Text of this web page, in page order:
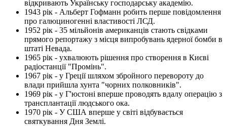
відкривають Українську господарську академію.
1943 рік - Альберт Гофманн робить перше повідомлення
про галюциногенні властивості ЛСД.
1952 рік - 35 мільйонів американців стають свідками
прямого репортажу з місця випробувань ядерної бомби в
штаті Невада.
1965 рік - ухвалюють рішення про створення в Києві
радіостанції "Промінь".
1967 рік - у Греції шляхом збройного перевороту до
влади прийшла хунта "чорних полковників".
1969 рік - у Г'юстоні вперше проводять вдалу операцію з
трансплантації людського ока.
1970 рік - У США вперше у світі відбувається
святкування Дня Землі.